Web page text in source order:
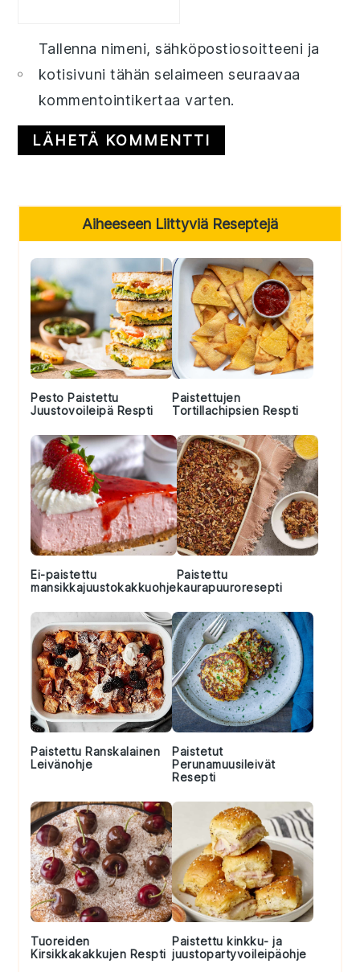
Tallenna nimeni, sähköpostiosoitteeni ja
kotisivuni tähän selaimeen seuraavaa
kommentointikertaa varten.
Primary
Sidebar
Aiheeseen Liittyviä Reseptejä
Pesto Paistettu
Juustovoileipä Respti
Paistettujen
Tortillachipsien Respti
Ei-paistettu
mansikkajuustokakkuohje
Paistettu
kaurapuuroresepti
Paistettu Ranskalainen
Leivänohje
Paistetut
Perunamuusileivät
Resepti
Tuoreiden
Kirsikkakakkujen Respti
Paistettu kinkku- ja
juustopartyvoileipäohje